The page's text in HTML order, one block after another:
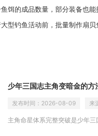
饵的成品数量，部分装备也
型钓鱼活动前，批量制作扇
少年三国志主角变暗金的
发布时间： 2026-08-09 来
主角命星体系完整突破是少年